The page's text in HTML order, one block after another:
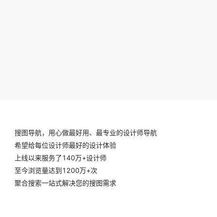
搜图导航，用心做最好用、最专业的设计师导航
希望给每位设计师最好的设计体验
上线以来服务了140万+设计师
至今浏览量达到1200万+次
聚合搜索一站式解决您的搜图需求